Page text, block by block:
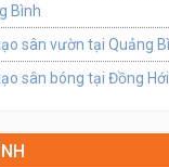
Bình
sân vườn tại Quảng
sân bóng tại Đồng